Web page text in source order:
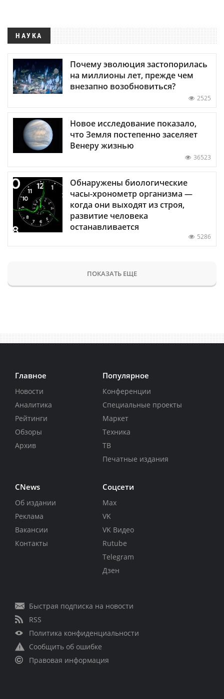
НАУКА
Почему эволюция застопорилась
на миллионы лет, прежде чем
внезапно возобновиться?
2525
Новое исследование показало,
что Земля постепенно заселяет
Венеру жизнью
36523
Обнаружены биологические
часы-хронометр организма —
когда они выходят из строя,
развитие человека
останавливается
5286
ПОКАЗАТЬ ЕЩЕ
Главное
Новости
Аналитика
Рейтинги
Обзоры
Архив
Популярное
Конференции
Специальные проекты
Маркет
Техника
ТВ
Печатные издания
CNews
Об издании
Реклама
Вакансии
Контакты
Соцсети
Max
VK
VK Видео
Rutube
Telegram
Дзен
Быстрая подписка на новости
RSS
Политика конфиденциальности
Сообщить об ошибке
Правовая информация